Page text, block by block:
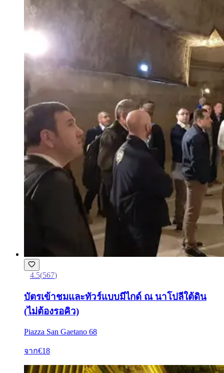
4.5(567)
บัตรเข้าชมและทัวร์แบบมีไกด์ ณ นาโปลีใต้ดิน
(ไม่ต้องรอคิว)
Piazza San Gaetano 68
จาก€18